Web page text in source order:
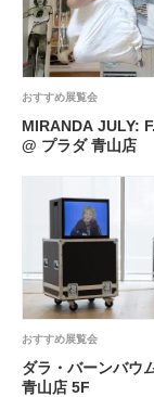
おすすめ展覧会
MIRANDA JULY:
@ プラダ 青山店
おすすめ展覧会
ダラ・バーンバウ
青山店 5F